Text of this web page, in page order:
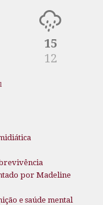
15
12
por Madeline
e saúde mental